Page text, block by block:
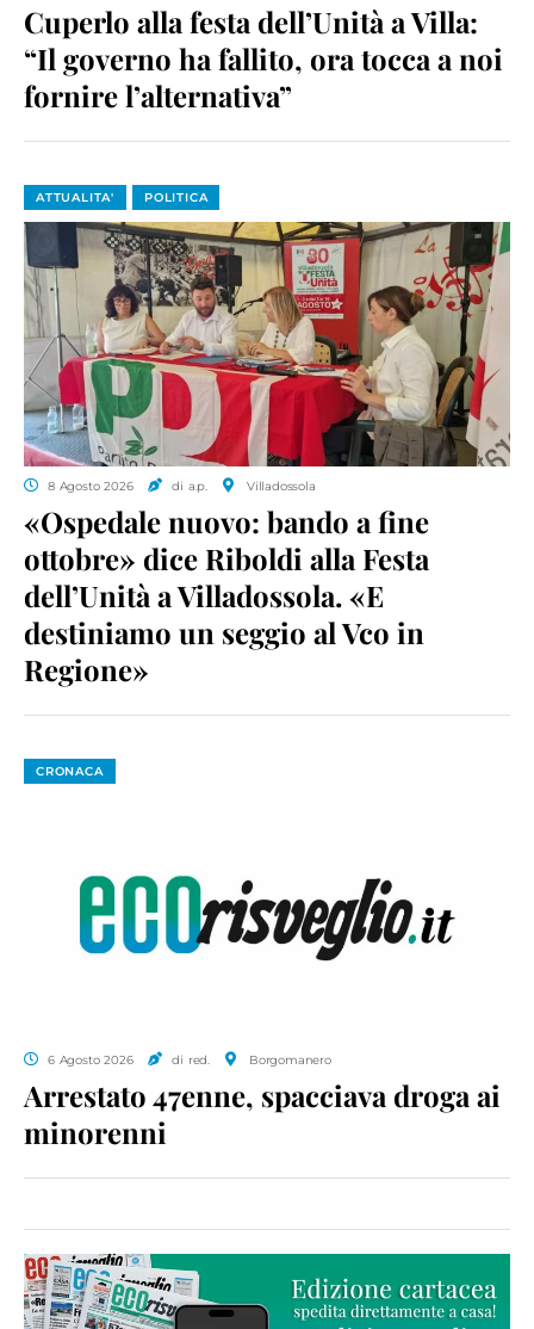
Cuperlo alla festa dell’Unità a Villa:
“Il governo ha fallito, ora tocca a noi
fornire l’alternativa”
ATTUALITA' POLITICA
8 Agosto 2026 di a.p. Villadossola
«Ospedale nuovo: bando a fine
ottobre» dice Riboldi alla Festa
dell’Unità a Villadossola. «E
destiniamo un seggio al Vco in
Regione»
CRONACA
6 Agosto 2026 di red. Borgomanero
Arrestato 47enne, spacciava droga ai
minorenni